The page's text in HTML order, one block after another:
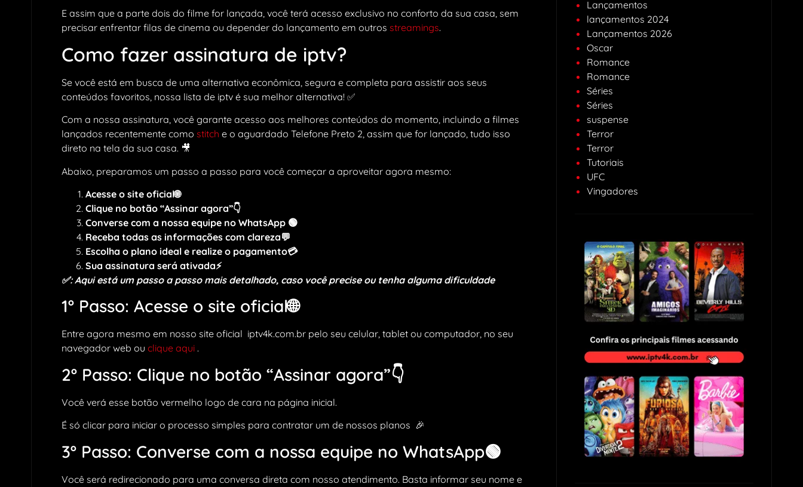
E assim que a parte dois do filme for lançada, você terá acesso exclusivo no conforto da sua casa, sem
precisar enfrentar filas de cinema ou depender do lançamento em outros streamings.
Como fazer assinatura de iptv?
Se você está em busca de uma alternativa econômica, segura e completa para assistir aos seus
conteúdos favoritos, nossa lista de iptv é sua melhor alternativa! ✅
Com a nossa assinatura, você garante acesso aos melhores conteúdos do momento, incluindo a filmes
lançados recentemente como stitch e o aguardado Telefone Preto 2, assim que for lançado, tudo isso
direto na tela da sua casa. 🎥
Abaixo, preparamos um passo a passo para você começar a aproveitar agora mesmo:
Acesse o site oficial🌐
Clique no botão “Assinar agora”👇
Converse com a nossa equipe no WhatsApp 🟢
Receba todas as informações com clareza💬
Escolha o plano ideal e realize o pagamento💳
Sua assinatura será ativada⚡
✅: Aqui está um passo a passo mais detalhado, caso você precise ou tenha alguma dificuldade
1º Passo: Acesse o site oficial🌐
Entre agora mesmo em nosso site oficial iptv4k.com.br pelo seu celular, tablet ou computador, no seu
navegador web ou clique aqui .
2º Passo: Clique no botão “Assinar agora”👇
Você verá esse botão vermelho logo de cara na página inicial.
É só clicar para iniciar o processo simples para contratar um de nossos planos 🎉
3º Passo: Converse com a nossa equipe no WhatsApp🟢
Você será redirecionado para uma conversa direta com nosso atendimento. Basta informar seu nome e
Lançamentos
lançamentos 2024
Lançamentos 2026
Oscar
Romance
Romance
Séries
Séries
suspense
Terror
Terror
Tutoriais
UFC
Vingadores